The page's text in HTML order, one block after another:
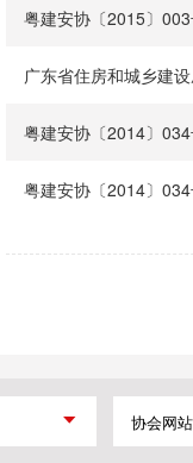
粤建安协〔2015〕
广东省住房和城乡建
粤建安协〔2014〕
粤建安协〔2014〕